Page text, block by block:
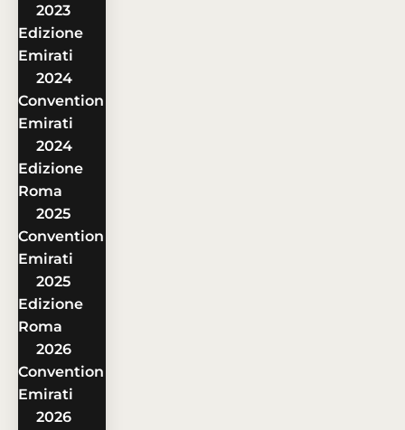
2023
Edizione
Emirati
2024
Convention
Emirati
2024
Edizione
Roma
2025
Convention
Emirati
2025
Edizione
Roma
2026
Convention
Emirati
2026